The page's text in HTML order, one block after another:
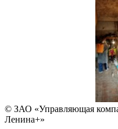
© ЗАО «Управляющая
Ленина+»